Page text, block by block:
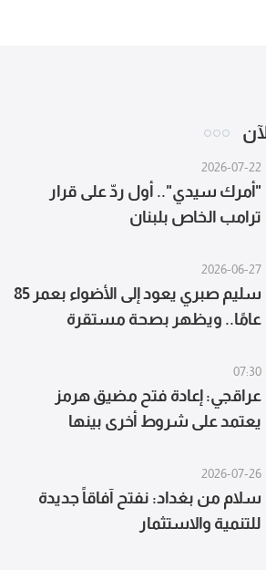
2026-07-22
"أمرك سيدي".. أول ردّ على قرار
ترامب الخاص بلبنان
2026-06-27
سليم صبري يعود إلى الأضواء بعمر 85
عامًا.. ويظهر بصحة مستقرة
07:30
عراقجي: إعادة فتح مضيق هرمز
يعتمد على شروط أخرى بينها
لمذكرة تفاهم إسلام آباد
2026-07-26
سلام من بغداد: نفتح آفاقاً جديدة
للتنمية والاستثمار